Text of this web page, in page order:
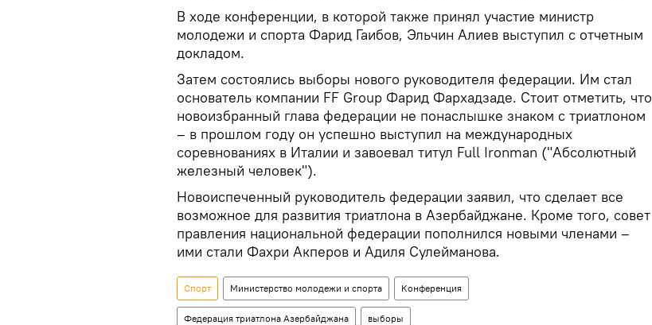
В ходе конференции, в которой также принял участие министр
молодежи и спорта Фарид Гаибов, Эльчин Алиев выступил с отчетным
докладом.
Затем состоялись выборы нового руководителя федерации. Им стал
основатель компании FF Group Фарид Фархадзаде. Стоит отметить, что
новоизбранный глава федерации не понаслышке знаком с триатлоном
– в прошлом году он успешно выступил на международных
соревнованиях в Италии и завоевал титул Full Ironman ("Абсолютный
железный человек").
Новоиспеченный руководитель федерации заявил, что сделает все
возможное для развития триатлона в Азербайджане. Кроме того, совет
правления национальной федерации пополнился новыми членами –
ими стали Фахри Акперов и Адиля Сулейманова.
Спорт Министерство молодежи и спорта Конференция
Федерация триатлона Азербайджана выборы